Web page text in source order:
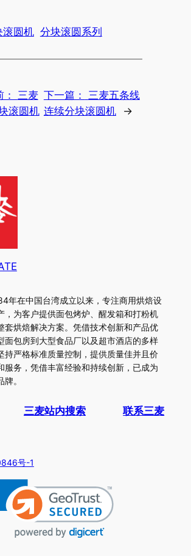
滚圆机 分块滚圆系列
： 三麦
滚圆机
下一篇：
三麦五条线
连续分块滚圆机
→
年在中国台湾成立以来，专注商用烘焙设
，为客户提供面包烤炉、醒发箱和打粉机
套烘焙解决方案。凭借技术创新和产品优
面包房到大型食品厂以及超市酒店的多样
持严格标准质量控制，提供质量佳并且价
服务，凭借丰富经验和持续创新，已成为
。
三麦站内搜索 联系三麦
号-1